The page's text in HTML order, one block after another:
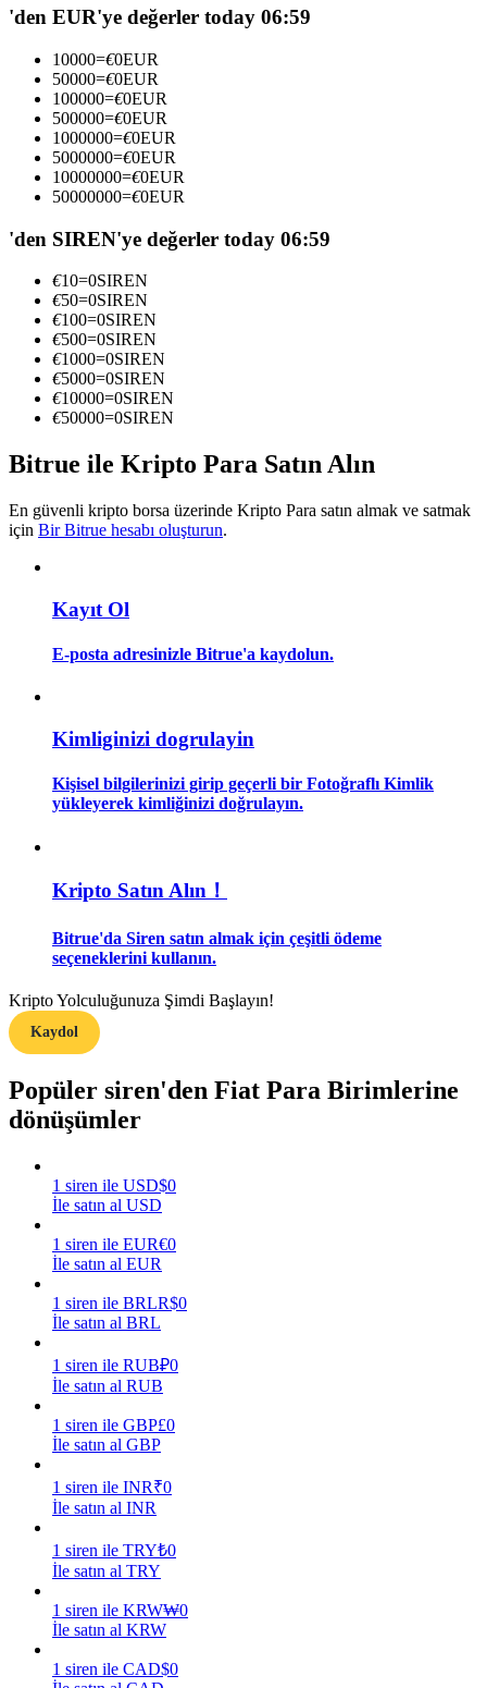
En iyi traderlarla güçlerinizi birleştirin
Kopya Tüccarı Olun
Kâr paylaşımı ve kopya ticaret komisyonlarının tadını çıkarın
Bilgi
Ticaret bilgileri vb. dahil olmak üzere büyük veri analizi.
Vadeli İşlemler Başlangıç Kılavuzu
Ticaret stratejileri
Nasıl kârlı kalabileceğinizi öğrenin
Günlük rekabetçi ödüller kazanın
'den EUR'ye değerler today 06:59
10000=€0EUR
50000=€0EUR
100000=€0EUR
500000=€0EUR
1000000=€0EUR
5000000=€0EUR
10000000=€0EUR
50000000=€0EUR
'den SIREN'ye değerler today 06:59
€10=0SIREN
€50=0SIREN
€100=0SIREN
€500=0SIREN
€1000=0SIREN
€5000=0SIREN
€10000=0SIREN
€50000=0SIREN
Bitrue ile Kripto Para Satın Alın
En güvenli kripto borsa üzerinde Kripto Para satın almak ve satmak
için Bir Bitrue hesabı oluşturun.
Kayıt Ol
E-posta adresinizle Bitrue'a kaydolun.
Kimliginizi dogrulayin
Kişisel bilgilerinizi girip geçerli bir Fotoğraflı Kimlik
yükleyerek kimliğinizi doğrulayın.
Kripto Satın Alın！
Bitrue'da Siren satın almak için çeşitli ödeme
seçeneklerini kullanın.
Kripto Yolculuğunuza Şimdi Başlayın!
Kaydol
Popüler siren'den Fiat Para Birimlerine
dönüşümler
1 siren ile USD$0
İle satın al USD
1 siren ile EUR€0
İle satın al EUR
1 siren ile BRLR$0
İle satın al BRL
1 siren ile RUB₽0
İle satın al RUB
1 siren ile GBP£0
İle satın al GBP
1 siren ile INR₹0
İle satın al INR
1 siren ile TRY₺0
İle satın al TRY
1 siren ile KRW₩0
İle satın al KRW
1 siren ile CAD$0